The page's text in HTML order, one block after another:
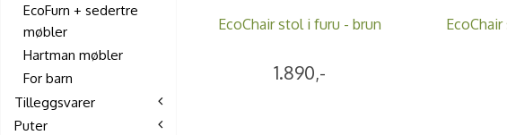
EcoFurn + sedertre
møbler
Hartman møbler
For barn
Tilleggsvarer
Puter
EcoChair stol i furu - brun
1.890,-